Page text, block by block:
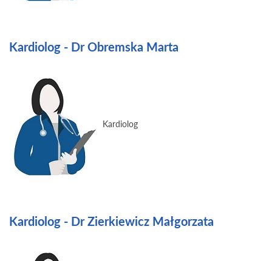
Kardiolog - Dr Obremska Marta
Kardiolog
Kardiolog - Dr Zierkiewicz Małgorzata